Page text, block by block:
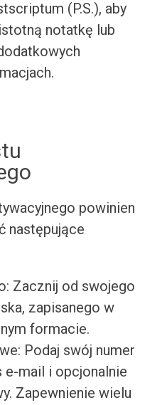
(P.S.), aby
notatkę lub
powinien
następujące
Zacznij od swojego
zapisanego w
formacie.
Podaj swój numer
e-mail i opcjonalnie
Zapewnienie wielu